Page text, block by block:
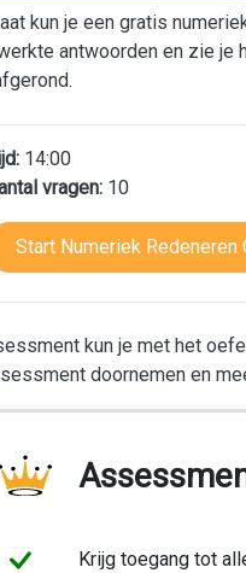
kun je een gratis
antwoorden en zie
14:00
vragen: 10
Start Numeriek
kun je met het
doornemen en
Krijg toegang tot